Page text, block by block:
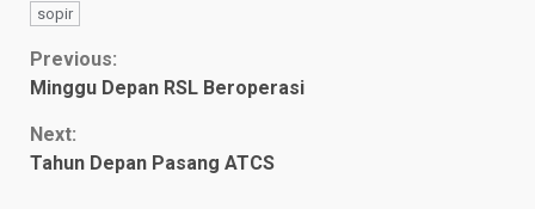
sopir
Continue
Previous:
Minggu Depan RSL Beroperasi
Next:
Tahun Depan Pasang ATCS